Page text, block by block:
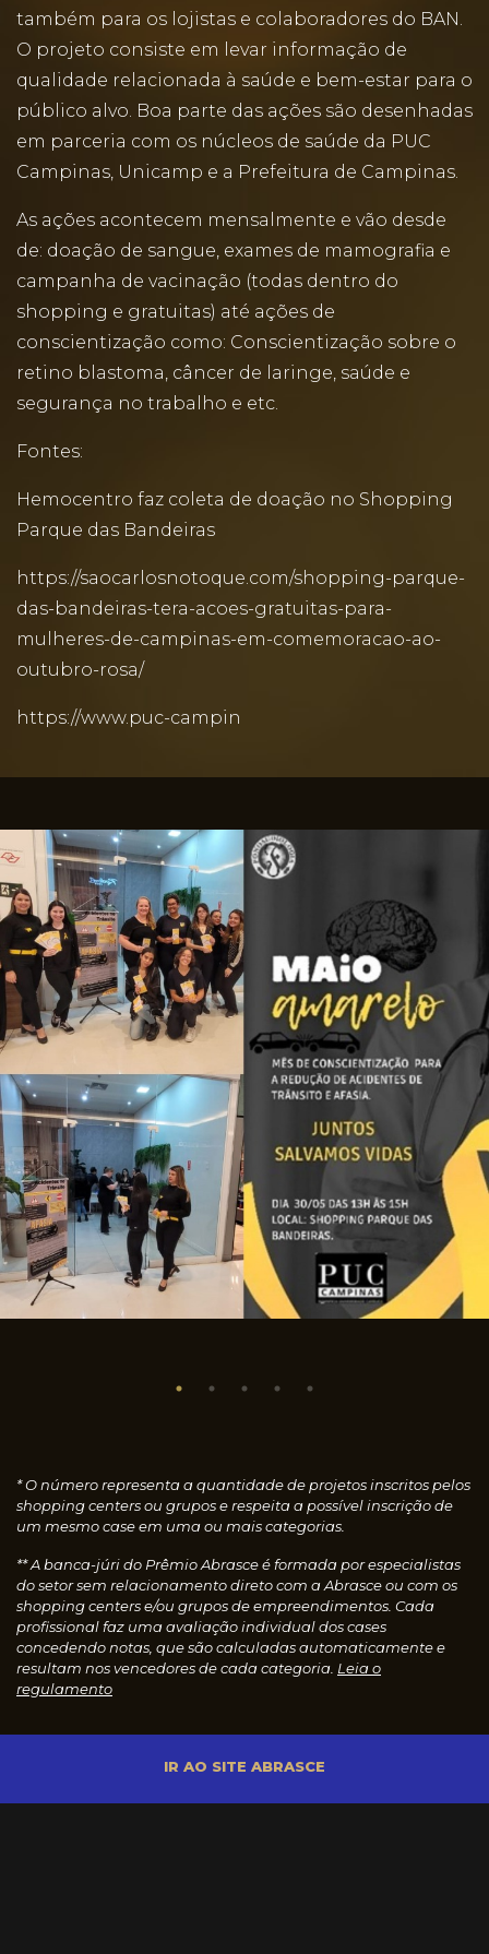
também para os lojistas e colaboradores do BAN.
O projeto consiste em levar informação de
qualidade relacionada à saúde e bem-estar para o
público alvo. Boa parte das ações são desenhadas
em parceria com os núcleos de saúde da PUC
Campinas, Unicamp e a Prefeitura de Campinas.
As ações acontecem mensalmente e vão desde
de: doação de sangue, exames de mamografia e
campanha de vacinação (todas dentro do
shopping e gratuitas) até ações de
conscientização como: Conscientização sobre o
retino blastoma, câncer de laringe, saúde e
segurança no trabalho e etc.
Fontes:
Hemocentro faz coleta de doação no Shopping
Parque das Bandeiras
https://saocarlosnotoque.com/shopping-parque-
das-bandeiras-tera-acoes-gratuitas-para-
mulheres-de-campinas-em-comemoracao-ao-
outubro-rosa/
https://www.puc-campin
* O número representa a quantidade de projetos inscritos pelos
shopping centers ou grupos e respeita a possível inscrição de
um mesmo case em uma ou mais categorias.
** A banca-júri do Prêmio Abrasce é formada por especialistas
do setor sem relacionamento direto com a Abrasce ou com os
shopping centers e/ou grupos de empreendimentos. Cada
profissional faz uma avaliação individual dos cases
concedendo notas, que são calculadas automaticamente e
resultam nos vencedores de cada categoria. Leia o
regulamento
IR AO SITE ABRASCE